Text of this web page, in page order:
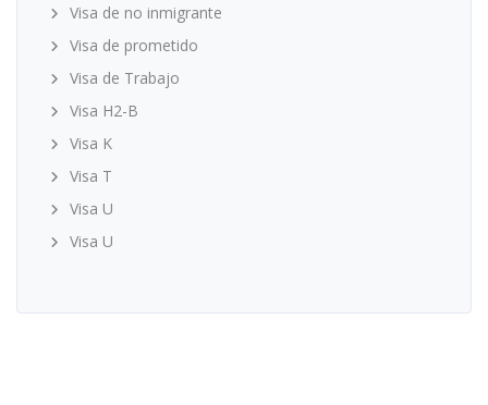
Visa de no inmigrante
Visa de prometido
Visa de Trabajo
Visa H2-B
Visa K
Visa T
Visa U
Visa U